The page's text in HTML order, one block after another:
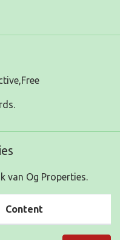
van Og Properties.
Content